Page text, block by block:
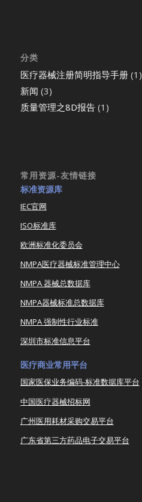
分类
医疗器械注册简明指导手册(1)
新闻 (3)
质量管理之8D报告(1)
常用资源-友情链接
标准资源库
IEC官网
ISO标准库
欧洲标准化委员会
NMPA医疗器械标准管理中心
NMPA 器械总数据库
NMPA器械标准总数据库
NMPA 强制性行业标准
深圳市标准信息平台
医疗商业常用平台
国家医保业务编码-标准数据库平台
中国医疗器械招标网
广州医用耗材采购交易平台
广东省第三方药品电子交易平台